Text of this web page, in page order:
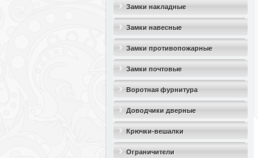
Замки накладные
Замки навесные
Замки противопожарные
Замки почтовые
Воротная фурнитура
Доводчики дверные
Крючки-вешалки
Ограничители